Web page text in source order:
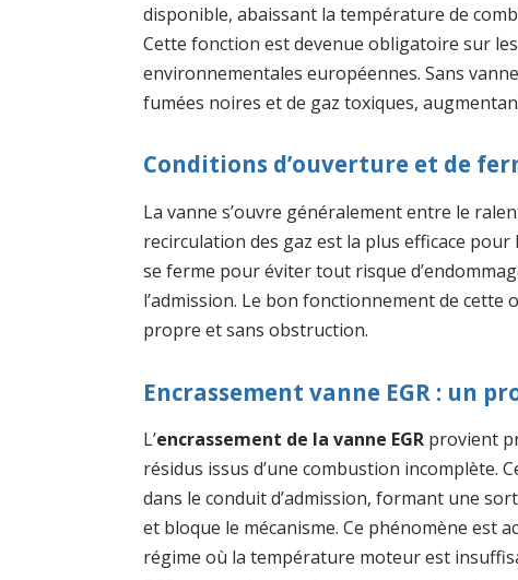
disponible, abaissant la température de
Cette fonction est devenue obligatoire sur
environnementales européennes. Sans
fumées noires et de gaz toxiques,
Conditions d’ouverture et de
La vanne s’ouvre généralement entre le
recirculation des gaz est la plus efficace
se ferme pour éviter tout risque
l’admission. Le bon fonctionnement de
propre et sans obstruction.
Encrassement vanne EGR : un
L’encrassement de la vanne EGR provient
résidus issus d’une combustion incomplète.
dans le conduit d’admission, formant une
et bloque le mécanisme. Ce phénomène est
régime où la température moteur est